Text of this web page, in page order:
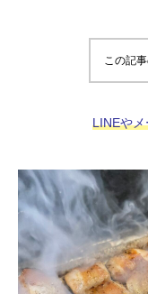
この記
LINEや